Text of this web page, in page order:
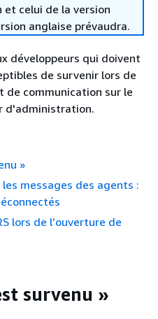
celui de la version
anglaise prévaudra.
développeurs qui doivent
de survenir lors de
communication sur le
d'administration.
»
messages des agents :
lors de l’ouverture de
survenu »